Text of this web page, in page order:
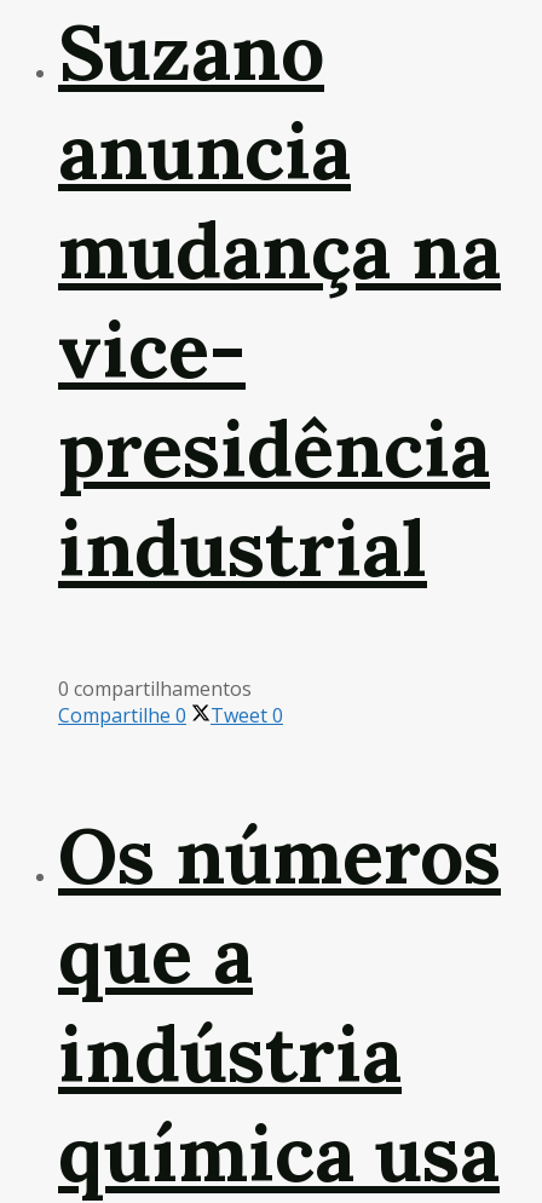
Suzano
anuncia
mudança na
vice-
presidência
industrial
0 compartilhamentos
Compartilhe 0 Tweet0
Os números
que a
indústria
química usa